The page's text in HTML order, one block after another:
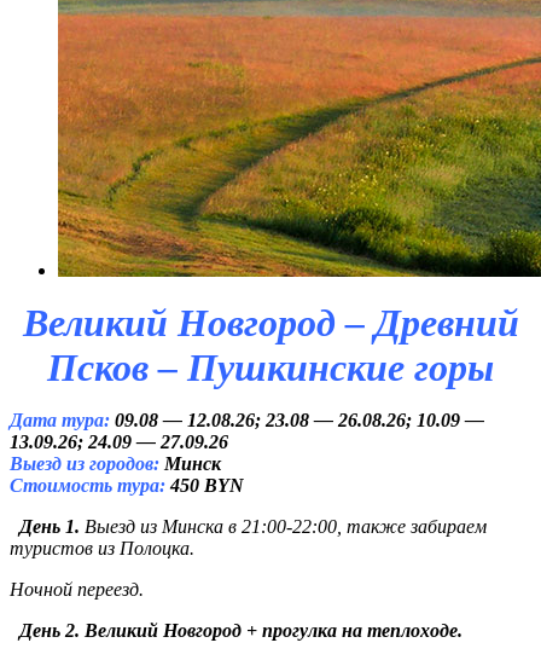
Великий Новгород – Древний
Псков – Пушкинские горы
Дата тура: 09.08 — 12.08.26; 23.08 — 26.08.26; 10.09 —
13.09.26; 24.09 — 27.09.26
Выезд из городов:Минск
Стоимость тура: 450 BYN
День 1. Выезд из Минска в 21:00-22:00, также забираем
туристов из Полоцка.
Ночной переезд.
День 2. Великий Новгород + прогулка на теплоходе.